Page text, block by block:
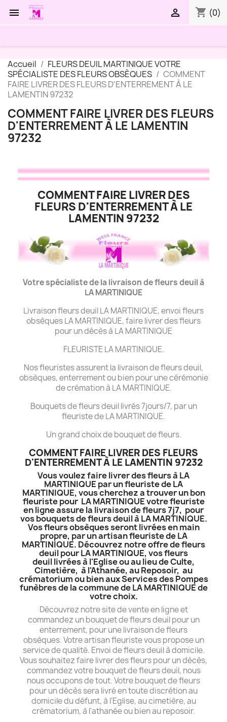
 shopping_cart (0)

Accueil
FLEURS DEUIL MARTINIQUE VOTRE
SPÉCIALISTE DES FLEURS OBSÈQUES
COMMENT
FAIRE LIVRER DES FLEURS D'ENTERREMENT À LE
LAMENTIN 97232
COMMENT FAIRE LIVRER DES FLEURS
D'ENTERREMENT À LE LAMENTIN
97232
COMMENT FAIRE LIVRER DES
FLEURS D'ENTERREMENT À LE
LAMENTIN 97232
Votre spécialiste de la livraison de fleurs deuil à
LA MARTINIQUE
Livraison fleurs deuil LA MARTINIQUE, envoi fleurs
obsèques LA MARTINIQUE, faire livrer des fleurs
pour un décès à LA MARTINIQUE
FLEURISTE LA MARTINIQUE.
Nos fleuristes assurent la livraison de fleurs deuil,
obsèques, enterrement ou bien pour une cérémonie
de crémation à LA MARTINIQUE.
Bouquets de fleurs deuil livrés 7jours/7, par un
fleuriste de LA MARTINIQUE.
Un grand choix de bouquet de fleurs.
COMMENT FAIRE LIVRER DES FLEURS
D'ENTERREMENT À LE LAMENTIN 97232
Vous voulez faire livrer des fleurs à LA
MARTINIQUE par un fleuriste de LA
MARTINIQUE, vous cherchez a trouver un bon
fleuriste pour LA MARTINIQUE votre fleuriste
en ligne assure la livraison de fleurs 7j7, pour
vos bouquets de fleurs deuil à LA MARTINIQUE.
Vos fleurs obsèques seront livrées en main
propre, par un artisan fleuriste de LA
MARTINIQUE. Découvrez notre offre de fleurs
deuil pour LA MARTINIQUE, vos fleurs
deuil livrées à l'Eglise ou au lieu de Culte,
Cimetière, à l'Athanée, au Reposoir, au
crématorium ou bien aux Services des Pompes
funèbres de la commune de LA MARTINIQUE de
votre choix.
Découvrez notre site de vente en ligne et
commandez un bouquet de fleurs deuil pour un
enterrement, pour une livraison de fleurs
obsèques. Votre artisan fleuriste vous propose un
service de qualité. Envoi de fleurs deuil à domicile.
Vous souhaitez faire livrer des fleurs pour un décès,
commandez votre bouquet de fleurs deuil, nous
nous occupons de tout. Votre bouquet de fleurs
pour un décès sera livré en toute discrétion au
domicile du défunt, à l'Eglise, au cimetière, au
crématorium, à l'athanée ou bien au reposoir.